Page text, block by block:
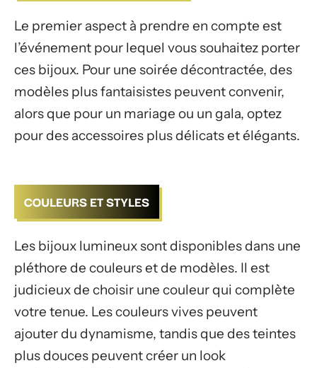
Le premier aspect à prendre en compte est
l’événement pour lequel vous souhaitez porter
ces bijoux. Pour une soirée décontractée, des
modèles plus fantaisistes peuvent convenir,
alors que pour un mariage ou un gala, optez
pour des accessoires plus délicats et élégants.
COULEURS ET STYLES
Les bijoux lumineux sont disponibles dans une
pléthore de couleurs et de modèles. Il est
judicieux de choisir une couleur qui complète
votre tenue. Les couleurs vives peuvent
ajouter du dynamisme, tandis que des teintes
plus douces peuvent créer un look